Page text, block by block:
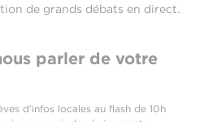
de grands débats en direct.
parler de votre
d’infos locales au flash de 10h